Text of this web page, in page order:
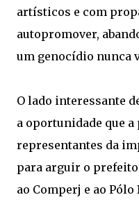
artísticos e com
autopromover,
um genocídio nunca
O lado interessante
a oportunidade que a
representantes da
para arguir o
ao Comperj e ao